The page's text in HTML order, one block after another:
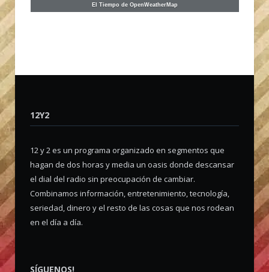
El Tiempo de OpenWeatherMap
12Y2
12 y 2 es un programa organizado en segmentos que
hagan de dos horas y media un oasis donde descansar
el dial del radio sin preocupación de cambiar.
Combinamos información, entretenimiento, tecnología,
seriedad, dinero y el resto de las cosas que nos rodean
en el día a día.
SÍGUENOS!